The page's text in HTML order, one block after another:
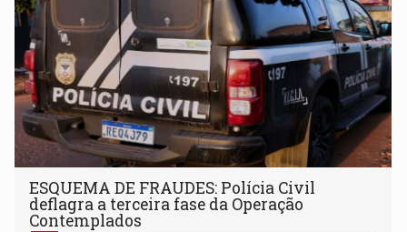
ESQUEMA DE FRAUDES: Polícia Civil
deflagra a terceira fase da Operação
Contemplados